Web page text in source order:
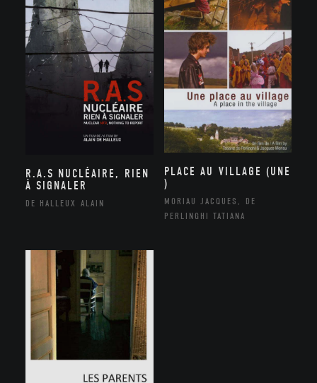
R.A.S NUCLÉAIRE, RIEN
À SIGNALER
DE HALLEUX ALAIN
PLACE AU VILLAGE (UNE
)
MORIAU JACQUES, DE
PERLINGHI TATIANA